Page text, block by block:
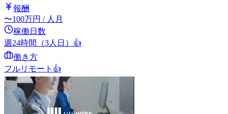
報酬
〜100万円 / 人月
稼働日数
週24時間（3人日） 👍
働き方
フルリモート 👍